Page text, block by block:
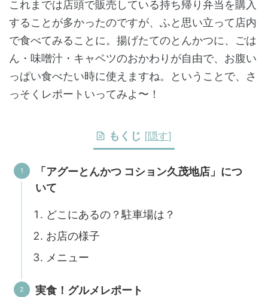
これまでは店頭で販売している持ち帰り弁当を購入
することが多かったのですが、ふと思い立って店内
で食べてみることに。揚げたてのとんかつに、ごは
ん・味噌汁・キャベツのおかわりが自由で、お腹い
っぱい食べたい時に使えますね。ということで、さ
っそくレポートいってみよ〜！
もくじ [隠す]
「アグーとんかつ コション久茂地店」につ
いて
どこにあるの？駐車場は？
お店の様子
メニュー
実食！グルメレポート